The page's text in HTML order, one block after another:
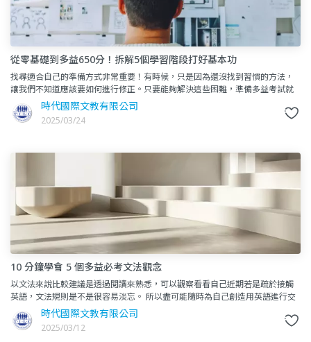
從零基礎到多益650分！拆解5個學習階段打好基本功
找尋適合自己的準備方式非常重要！有時候，只是因為還沒找到習慣的方法，
讓我們不知道應該要如何進行修正。只要能夠解決這些困難，準備多益考試就
不會像想像中那麼困難。此外，在作答時保持高度專注也是至關重要的！
時代國際文教有限公司
2025/03/24
10 分鐘學會 5 個多益必考文法觀念
以文法來說比較建議是透過閱讀來熟悉，可以觀察看看自己近期若是疏於接觸
英語，文法規則是不是很容易淡忘。 所以盡可能隨時為自己創造用英語進行交
流的機會，透過日常生活各種途徑練習鞏固文法。&nbs
時代國際文教有限公司
2025/03/12